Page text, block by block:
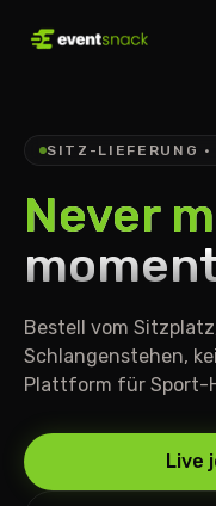
SITZ-LIEFERUNG ·
Never
Bestell vom
Schlangenstehen,
Plattform für Sport-
Live